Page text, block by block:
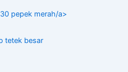
pepek merah/a>
tetek besar